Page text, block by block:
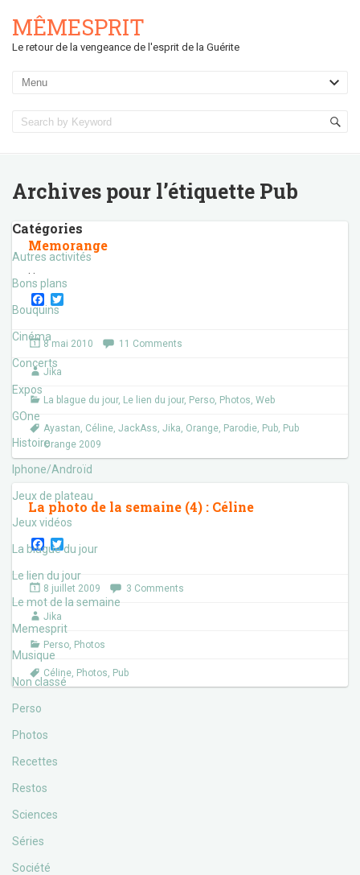
MÊMESPRIT
Le retour de la vengeance de l'esprit de la Guérite
Archives pour l’étiquette Pub
Catégories
Autres activités
Bons plans
Bouquins
Cinéma
Concerts
Expos
GOne
Histoire
Iphone/Androïd
Jeux de plateau
Jeux vidéos
La blague du jour
Le lien du jour
Le mot de la semaine
Memesprit
Musique
Non classé
Perso
Photos
Recettes
Restos
Sciences
Séries
Société
Memorange
F
a
e
b
o
o
t
t
8 mai 2010 11 Comments
Jika
La blague du jour, Le lien du jour, Perso, Photos, Web
Ayastan, Céline, JackAss, Jika, Orange, Parodie, Pub, Pub
Orange 2009
La photo de la semaine (4) : Céline
F
a
e
b
o
o
k
T
w
t
t
e
8 juillet 2009 3 Comments
Jika
Perso, Photos
Céline, Photos, Pub